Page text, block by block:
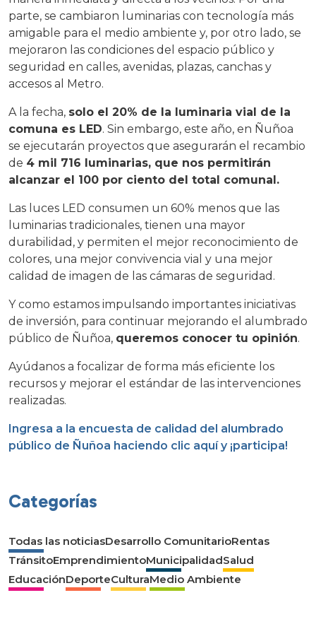
parte, se cambiaron luminarias con tecnología más
amigable para el medio ambiente y, por otro lado, se
mejoraron las condiciones del espacio público y
seguridad en calles, avenidas, plazas, canchas y
accesos al Metro.
A la fecha, solo el 20% de la luminaria vial de la
comuna es LED. Sin embargo, este año, en Ñuñoa
se ejecutarán proyectos que asegurarán el recambio
de 4 mil 716 luminarias, que nos permitirán
alcanzar el 100 por ciento del total comunal.
Las luces LED consumen un 60% menos que las
luminarias tradicionales, tienen una mayor
durabilidad, y permiten el mejor reconocimiento de
colores, una mejor convivencia vial y una mejor
calidad de imagen de las cámaras de seguridad.
Y como estamos impulsando importantes iniciativas
de inversión, para continuar mejorando el alumbrado
público de Ñuñoa, queremos conocer tu opinión.
Ayúdanos a focalizar de forma más eficiente los
recursos y mejorar el estándar de las intervenciones
realizadas.
Ingresa a la encuesta de calidad del alumbrado
público de Ñuñoa haciendo clic aquí y ¡participa!
Categorías
Todas las noticiasDesarrollo ComunitarioRentas
TránsitoEmprendimientoMunicipalidadSalud
EducaciónDeporteCulturaMedio Ambiente